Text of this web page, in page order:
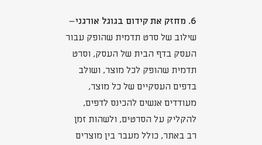
6. מחזק את קידום בגוגל אורגני
–
שילוב של סרט תדמית שהופק עבור
העסק בדף הבית של העסק, וסרט
תדמית שהופק לכל מוצר, ושולב
בדפים העסקיים של כל מוצר,
מעודדים אנשים להכינס לדפים,
להקליק על הסרטים, ולשהות זמן
רב באתר, כולל מעבר בין מוצרים